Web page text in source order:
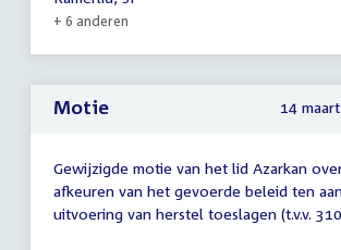
+ 6 anderen
Motie 14
Gewijzigde motie van het lid Azarkan
afkeuren van het gevoerde beleid ten
uitvoering van herstel toeslagen (t.v.v.